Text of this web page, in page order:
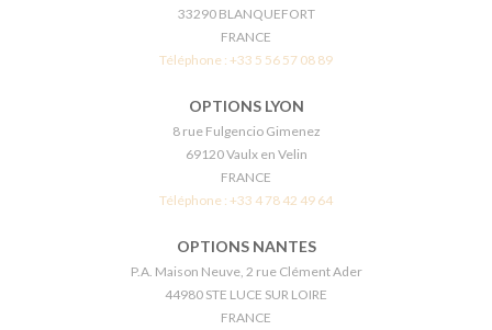
33290 BLANQUEFORT
FRANCE
Téléphone : +33 5 56 57 08 89
OPTIONS LYON
8 rue Fulgencio Gimenez
69120 Vaulx en Velin
FRANCE
Téléphone : +33 4 78 42 49 64
OPTIONS NANTES
P.A. Maison Neuve, 2 rue Clément Ader
44980 STE LUCE SUR LOIRE
FRANCE